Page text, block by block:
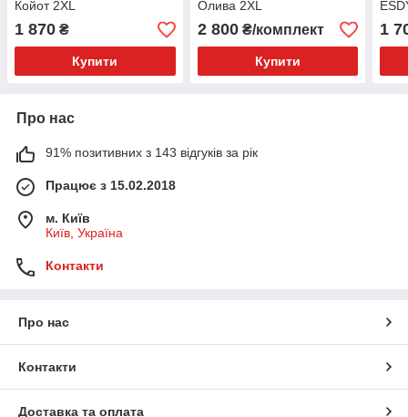
Койот 2XL
1 870 ₴
Купити
Олива 2XL
2 800₴/комплект
Купити
1
Про нас
91% позитивних з 143 відгуків за рік
Працює з 15.02.2018
м. Київ
Київ, Україна
Контакти
Про нас
Контакти
Доставка та оплата